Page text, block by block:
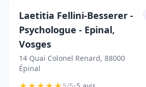
Laetitia Fellini-Besserer -
Psychologue - Epinal,
Vosges
14 Quai Colonel Renard, 88000
Épinal